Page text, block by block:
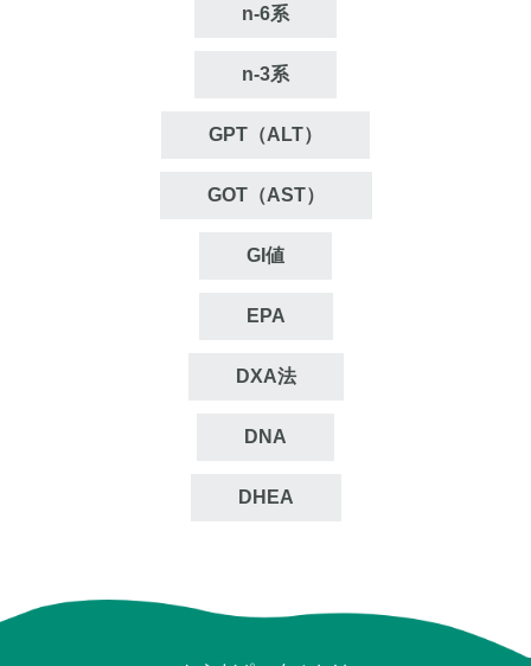
n‐6系
n‐3系
GPT（ALT）
GOT（AST）
GI値
EPA
DXA法
DNA
DHEA